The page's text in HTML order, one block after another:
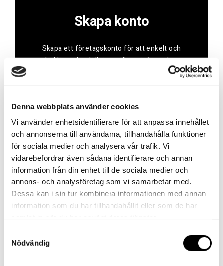
Denna webbplats använder cookies
Vi använder enhetsidentifierare för att anpassa innehållet
och annonserna till användarna, tillhandahålla funktioner
för sociala medier och analysera vår trafik. Vi
vidarebefordrar även sådana identifierare och annan
information från din enhet till de sociala medier och
annons- och analysföretag som vi samarbetar med.
Dessa kan i sin tur kombinera informationen med annan
information som du har tillhandahållit eller som de har
Nödvändig
Skapa konto
Skapa ett företagskonto för att enkelt och
smidigt lägga beställningar, finna information om
produkter, se dina avtalspriser, orderhistorik och
Skapa konto
Kontakt
Har du frågor eller behöver hjälp?
Vi finns här för dig!